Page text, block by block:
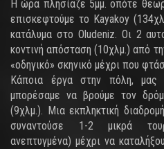
Η ώρα πλησίαζε 5μμ. οπότε
επισκεφτούμε το Kayakoy
κατάλυμα στο Οludeniz. Οι 2
κοντινή απόσταση (10χλμ.) από
«οδηγικό» σκηνικό μέχρι που
Κάποια έργα στην πόλη, μας
μπορέσαμε να βρούμε τον
(9χλμ.). Μια εκπληκτική
συναντούσε 1-2 μικρά
ανεπτυγμένα) μέχρι να